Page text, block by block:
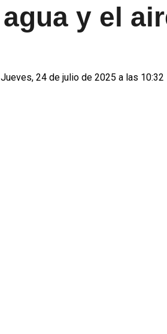
agua y el
Jueves, 24 de julio de 2025 a las 10:32